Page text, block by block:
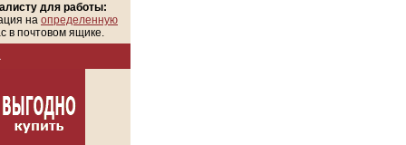
для работы:
на определенную
в почтовом ящике.